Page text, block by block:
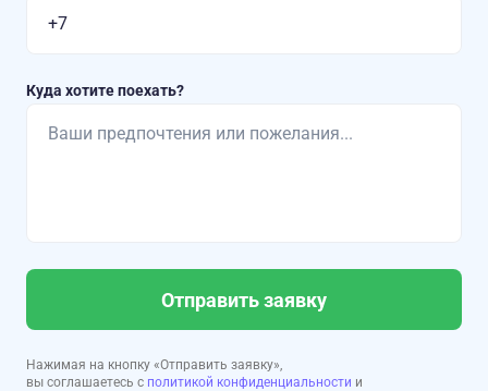
Куда хотите поехать?
Отправить заявку
Нажимая на кнопку «Отправить заявку»,
вы соглашаетесь с политикой конфиденциальности и